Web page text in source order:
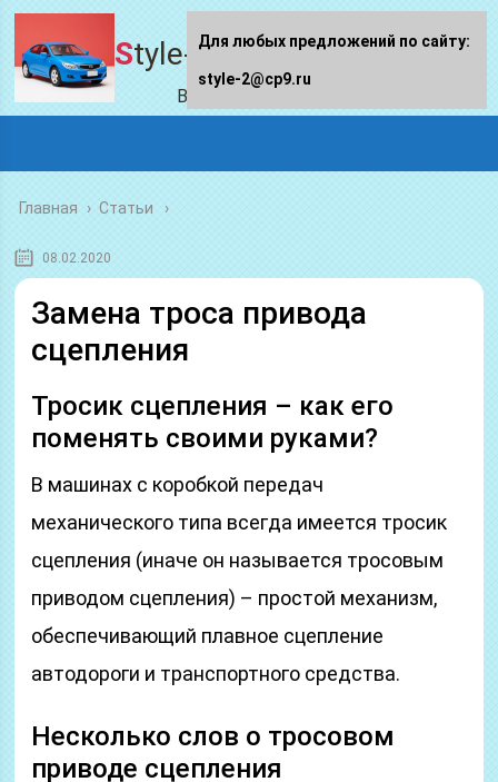
Style-2.ru
Все про авто
Главная › Статьи
08.02.2020
Замена троса привода
сцепления
Тросик сцепления – как его
поменять своими руками?
В машинах с коробкой передач
механического типа всегда имеется тросик
сцепления (иначе он называется тросовым
приводом сцепления) – простой механизм,
обеспечивающий плавное сцепление
автодороги и транспортного средства.
Несколько слов о тросовом
приводе сцепления
Для любых предложений по сайту:
style-2@cp9.ru